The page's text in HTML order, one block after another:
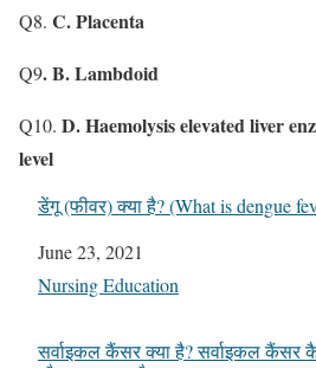
Q8. C. Placenta
Q9. B. Lambdoid
Q10. D. Haemolysis elevated liver
level
डेंगू (फीवर) क्या है? (What is dengue
Date
June 23, 2021
In relation to
Nursing Education
सर्वाइकल कैंसर क्या है? सर्वाइकल